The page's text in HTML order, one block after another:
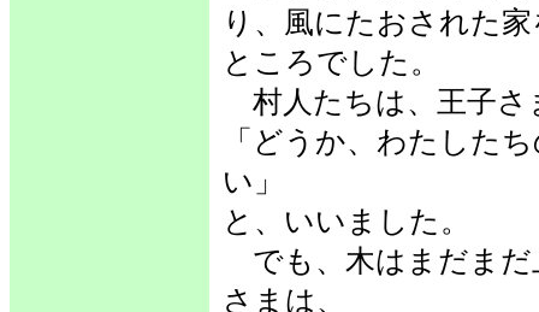
り、風にたおされた
ところでした。
村人たちは、王子さ
「どうか、わたした
い」
と、いいました。
でも、木はまだまだ
さまは、